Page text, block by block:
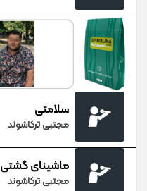
سلامتی
مجتبی ترکاشوند
ماشینای گشتی
مجتبی ترکاشوند